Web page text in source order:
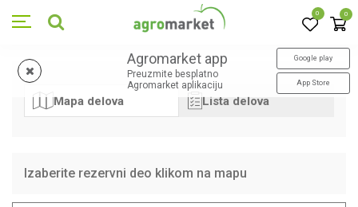
0 0
Agromarket app
Preuzmite besplatno
Agromarket aplikaciju
Google play
App Store
Mapa delova Lista delova
Izaberite rezervni deo klikom na mapu